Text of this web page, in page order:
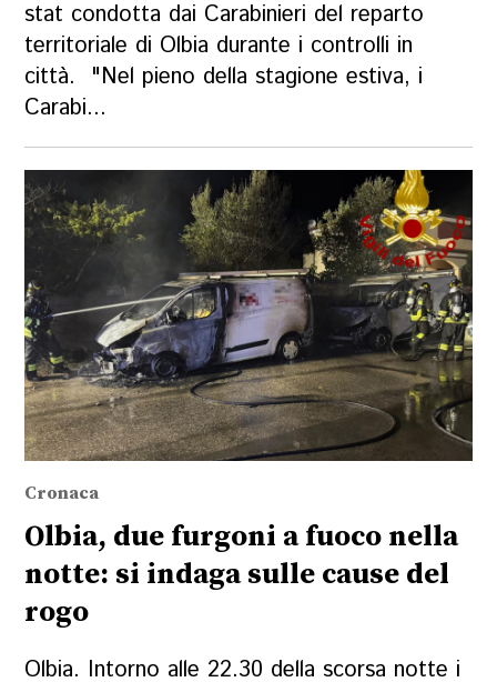
stat condotta dai Carabinieri del reparto
territoriale di Olbia durante i controlli in
città. "Nel pieno della stagione estiva, i
Carabi...
Cronaca
Olbia, due furgoni a fuoco nella
notte: si indaga sulle cause del
rogo
Olbia. Intorno alle 22.30 della scorsa notte i